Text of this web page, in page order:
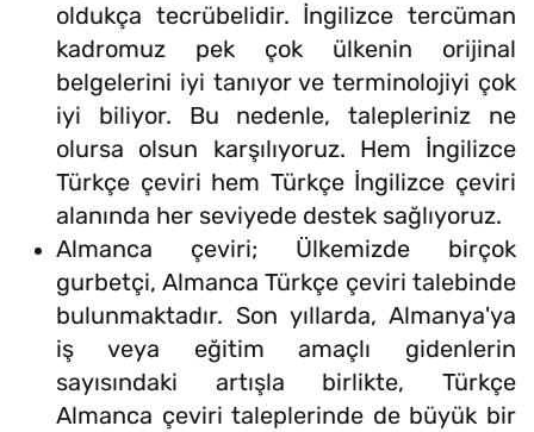
oldukça tecrübelidir. İngilizce tercüman
kadromuz pek çok ülkenin orijinal
belgelerini iyi tanıyor ve terminolojiyi çok
iyi biliyor. Bu nedenle, talepleriniz ne
olursa olsun karşılıyoruz. Hem İngilizce
Türkçe çeviri hem Türkçe İngilizce çeviri
alanında her seviyede destek sağlıyoruz.
Almanca çeviri; Ülkemizde birçok
gurbetçi, Almanca Türkçe çeviri talebinde
bulunmaktadır. Son yıllarda, Almanya'ya
iş veya eğitim amaçlı gidenlerin
sayısındaki artışla birlikte, Türkçe
Almanca çeviri taleplerinde de büyük bir